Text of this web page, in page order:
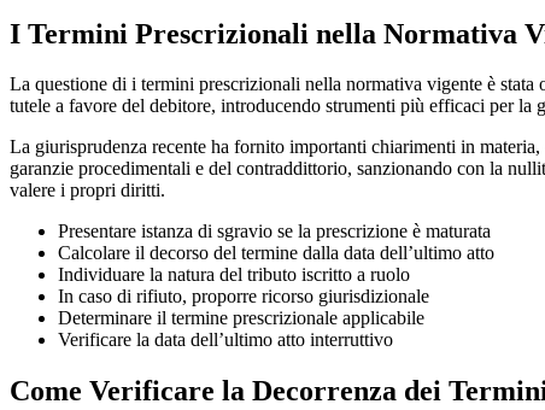
I Termini Prescrizionali nella Normativa
La questione di i termini prescrizionali nella normativa vigente è
tutele a favore del debitore, introducendo strumenti più efficaci per
La giurisprudenza recente ha fornito importanti chiarimenti in
garanzie procedimentali e del contraddittorio, sanzionando con la
valere i propri diritti.
Presentare istanza di sgravio se la prescrizione è maturata
Calcolare il decorso del termine dalla data dell’ultimo atto
Individuare la natura del tributo iscritto a ruolo
In caso di rifiuto, proporre ricorso giurisdizionale
Determinare il termine prescrizionale applicabile
Verificare la data dell’ultimo atto interruttivo
Come Verificare la Decorrenza dei